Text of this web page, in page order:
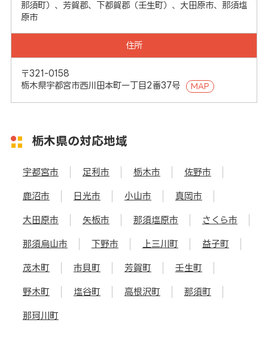
那須町）、芳賀郡、下都賀郡（壬生町）、大田原市、那須塩
原市
住所
〒321-0158
栃木県宇都宮市西川田本町一丁目2番37号
MAP
栃木県の対応地域
宇都宮市 足利市 栃木市 佐野市
鹿沼市 日光市 小山市 真岡市
大田原市 矢板市 那須塩原市 さくら市
那須烏山市 下野市 上三川町 益子町
茂木町 市貝町 芳賀町 壬生町
野木町 塩谷町 高根沢町 那須町
那珂川町